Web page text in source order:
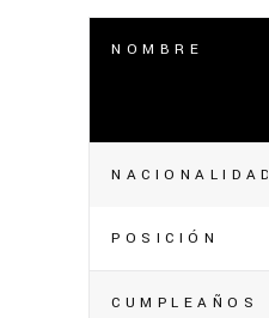
NOMBRE
NACIONALIDAD
POSICIÓN
CUMPLEAÑOS